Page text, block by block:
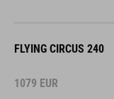
FLYING CIRCUS 240
1079 EUR